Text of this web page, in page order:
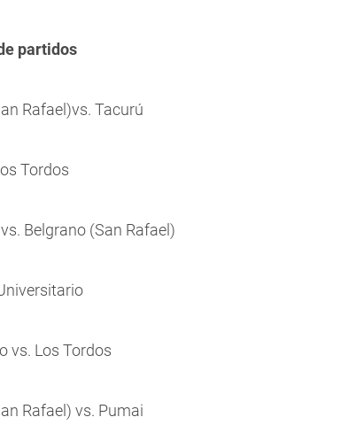
partidos
Rafael)vs. Tacurú
Tordos
Belgrano (San Rafael)
vs. Los Tordos
Rafael) vs. Pumai